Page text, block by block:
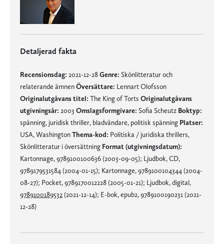
Detaljerad fakta
Recensionsdag: 2021-12-28Genre: Skönlitteratur och
relaterande ämnenÖversättare: Lennart Olofsson
Originalutgåvans titel: The King of Torts Originalutgåvans
utgivningsår: 2003 Omslagsformgivare: Sofia Scheutz Boktyp:
spänning, juridisk thriller, bladvändare, politisk spänning Platser:
USA, WashingtonThema-kod: Politiska / juridiska thrillers,
Skönlitteratur i översättning Format (utgivningsdatum):
Kartonnage, 9789100100636 (2003-09-05); Ljudbok, CD,
9789179531584 (2004-01-15); Kartonnage, 9789100104344 (2004-
08-27); Pocket, 9789170012228 (2005-01-21); Ljudbok, digital,
9789100189532 (2021-12-14); E-bok, epub2, 9789100190231 (2021-
12-28)